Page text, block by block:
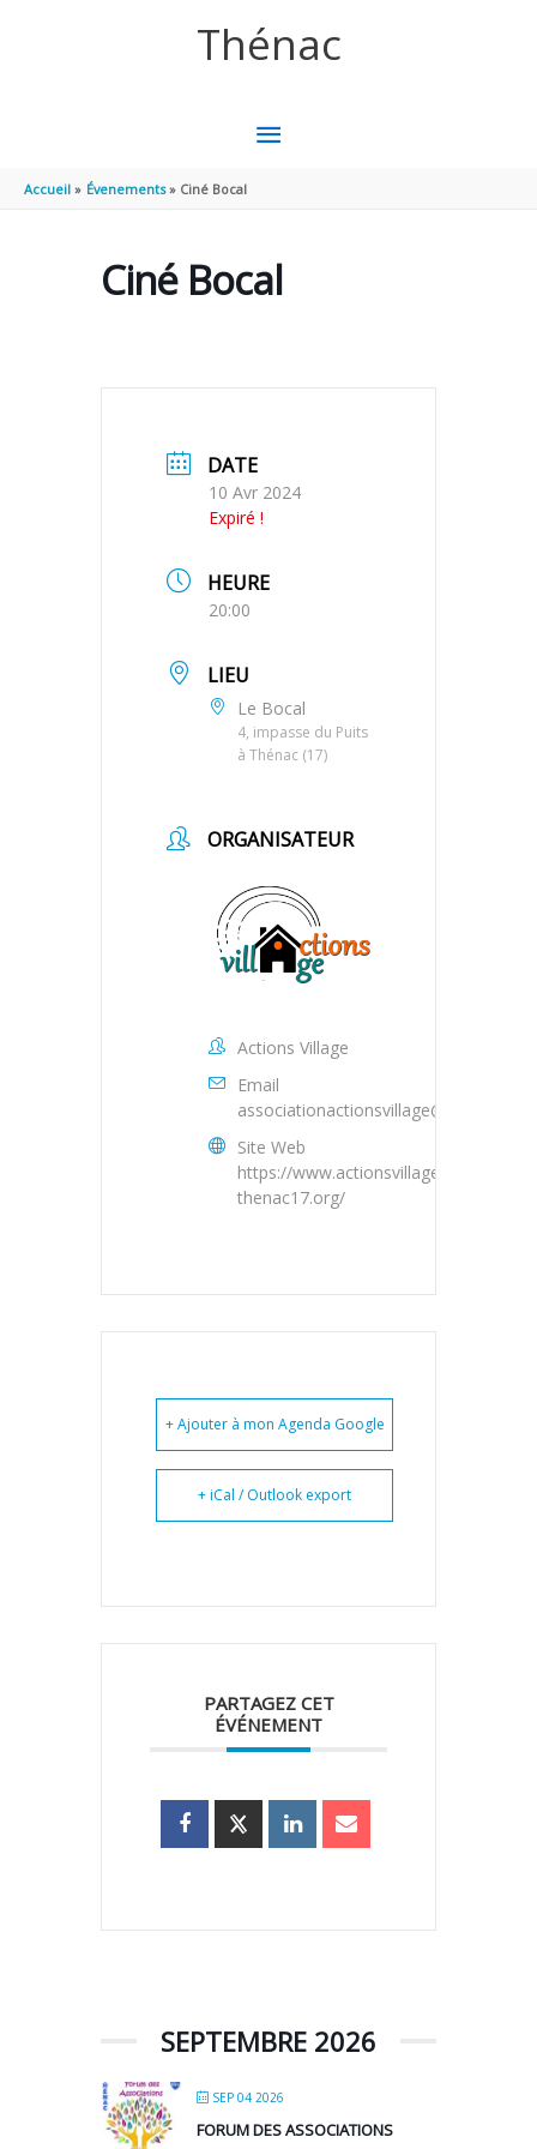
Thénac
MENU
Accueil Évenements Ciné Bocal
Ciné Bocal
DATE
10 Avr 2024
Expiré !
HEURE
20:00
LIEU
Le Bocal
4, impasse du Puits
à Thénac (17)
ORGANISATEUR
Actions Village
Email
associationactionsvillage@gmail.com
Site Web
https://www.actionsvillage-
thenac17.org/
+ Ajouter à mon Agenda Google
+ iCal / Outlook export
PARTAGEZ CET
ÉVÉNEMENT
SEPTEMBRE 2026
SEP 04 2026
FORUM DES ASSOCIATIONS